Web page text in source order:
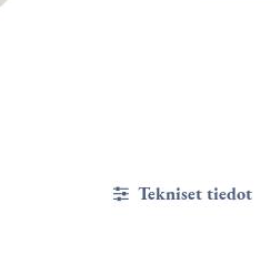
Tekniset tiedot